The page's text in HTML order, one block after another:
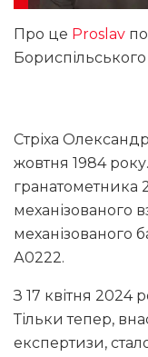
Про це Proslav
Стріха
жовтня 1984
гранатометника
механізованого
механізованого
А0222.
З 17 квітня 2024
Тільки тепер,
експертизи,